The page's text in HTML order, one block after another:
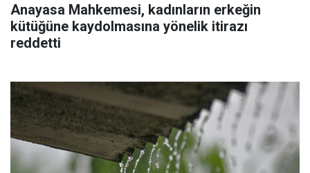
Anayasa Mahkemesi, kadınların erkeğin
kütüğüne kaydolmasına yönelik itirazı
reddetti